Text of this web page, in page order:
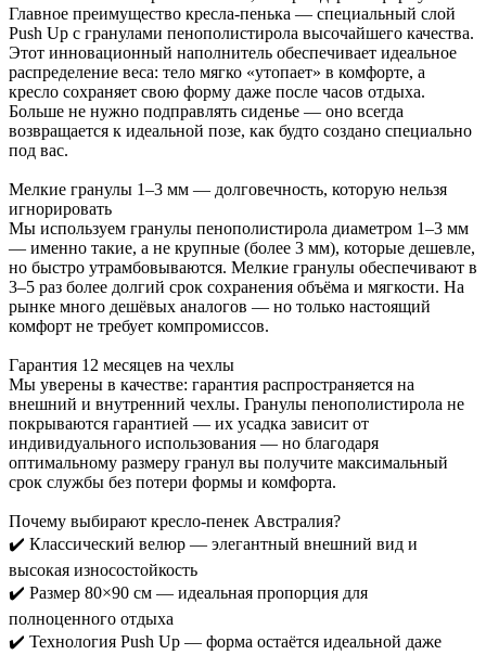
Главное преимущество кресла-пенька — специальный слой
Push Up с гранулами пенополистирола высочайшего качества.
Этот инновационный наполнитель обеспечивает идеальное
распределение веса: тело мягко «утопает» в комфорте, а
кресло сохраняет свою форму даже после часов отдыха.
Больше не нужно подправлять сиденье — оно всегда
возвращается к идеальной позе, как будто создано специально
под вас.
Мелкие гранулы 1–3 мм — долговечность, которую нельзя
игнорировать
Мы используем гранулы пенополистирола диаметром 1–3 мм
— именно такие, а не крупные (более 3 мм), которые дешевле,
но быстро утрамбовываются. Мелкие гранулы обеспечивают в
3–5 раз более долгий срок сохранения объёма и мягкости. На
рынке много дешёвых аналогов — но только настоящий
комфорт не требует компромиссов.
Гарантия 12 месяцев на чехлы
Мы уверены в качестве: гарантия распространяется на
внешний и внутренний чехлы. Гранулы пенополистирола не
покрываются гарантией — их усадка зависит от
индивидуального использования — но благодаря
оптимальному размеру гранул вы получите максимальный
срок службы без потери формы и комфорта.
Почему выбирают кресло-пенек Австралия?
✔️ Классический велюр — элегантный внешний вид и
высокая износостойкость
✔️ Размер 80×90 см — идеальная пропорция для
полноценного отдыха
✔️ Технология Push Up — форма остаётся идеальной даже